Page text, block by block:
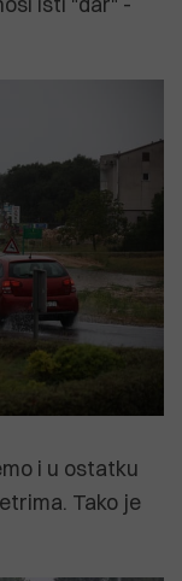
i u ostatku
Tako je